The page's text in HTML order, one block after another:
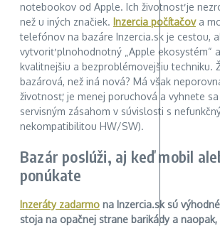
notebookov od Apple. Ich životnosť je
než u iných značiek. Inzercia počítačova
telefónov na bazáre Inzercia.sk je cestou,
vytvoriť plnohodnotný „Apple ekosystém“
kvalitnejšiu a bezproblémovejšiu techniku.
bazárová, než iná nová? Má však
životnosť, je menej poruchová a vyhnete
servisným zásahom v súvislosti s
nekompatibilitou HW/SW).
Bazár poslúži, aj keď mobil
ponúkate
Inzeráty zadarmo na Inzercia.sk sú
stoja na opačnej strane barikády a naopak,